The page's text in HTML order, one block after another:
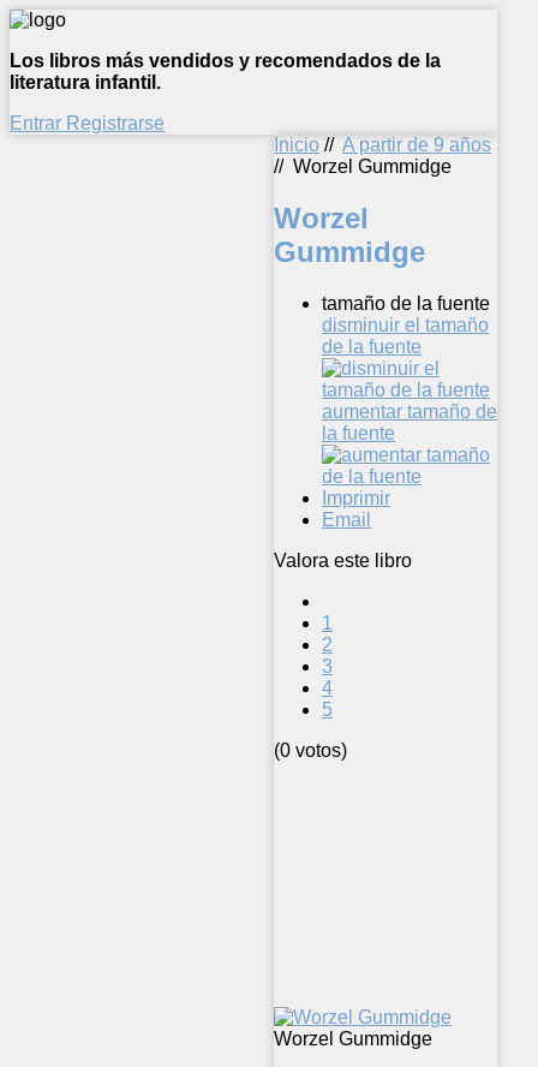
Los libros más vendidos y recomendados de la
literatura infantil.
Entrar Registrarse
Inicio // A partir de 9 años
// Worzel Gummidge
Worzel
Gummidge
tamaño de la fuente
disminuir el tamaño
de la fuente
aumentar tamaño de
la fuente
Imprimir
Email
Valora este libro
1
2
3
4
5
(0 votos)
Worzel Gummidge